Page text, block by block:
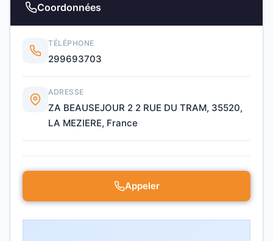
Coordonnées
TÉLÉPHONE
299693703
ADRESSE
ZA BEAUSEJOUR 2 2 RUE DU TRAM, 35520,
LA MEZIERE, France
Appeler